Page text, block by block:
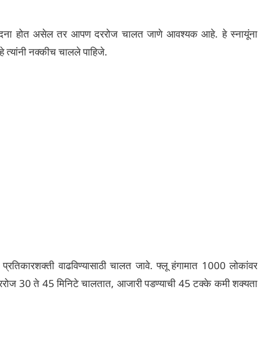
होत असेल तर आपण दररोज चालत जाणे आवश्यक आहे. हे स्नायूंना
नक्कीच चालले पाहिजे.
वाढविण्यासाठी चालत जावे. फ्लू हंगामात 1000 लोकांवर
ते 45 मिनिटे चालतात, आजारी पडण्याची 45 टक्के कमी शक्यता